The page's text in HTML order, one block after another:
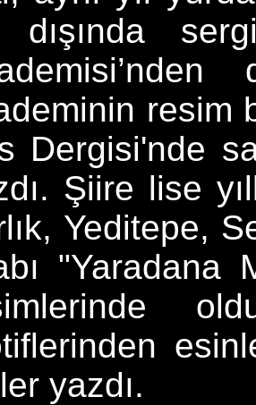
resim
Dergisi'nde
Şiire lise
Yeditepe,
"Yaradana
yazdı.